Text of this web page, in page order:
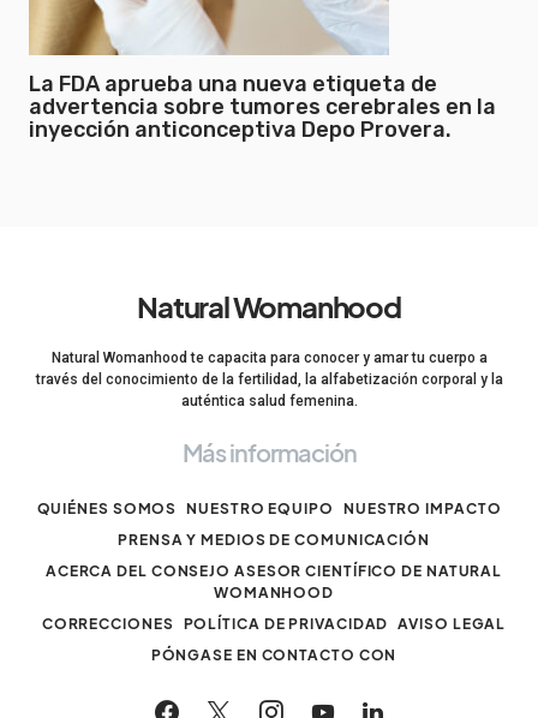
La FDA aprueba una nueva etiqueta de
advertencia sobre tumores cerebrales en la
inyección anticonceptiva Depo Provera.
Natural Womanhood
Natural Womanhood te capacita para conocer y amar tu cuerpo a
través del conocimiento de la fertilidad, la alfabetización corporal y la
auténtica salud femenina.
Más información
QUIÉNES SOMOS NUESTRO EQUIPO
NUESTRO IMPACTO
PRENSA Y MEDIOS DE COMUNICACIÓN
ACERCA DEL CONSEJO ASESOR CIENTÍFICO DE NATURAL
WOMANHOOD
CORRECCIONES POLÍTICA DE PRIVACIDAD
AVISO LEGAL
PÓNGASE EN CONTACTO CON